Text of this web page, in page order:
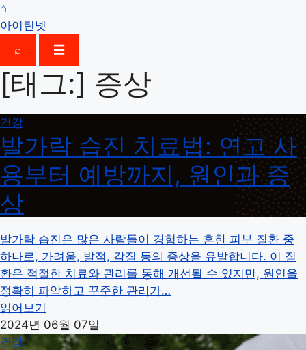
⌂
아이틴넷
⌕
☰
[태그:] 증상
건강
발가락 습진 치료법: 연고 사
용부터 예방까지, 원인과 증
상
발가락 습진은 많은 사람들이 경험하는 흔한 피부 질환 중
하나로, 가려움, 발적, 각질 등의 증상을 유발합니다. 이 질
환은 적절한 치료와 관리를 통해 개선될 수 있지만, 원인을
정확히 파악하고 꾸준한 관리가…
읽어보기
2024년 06월 07일
건강